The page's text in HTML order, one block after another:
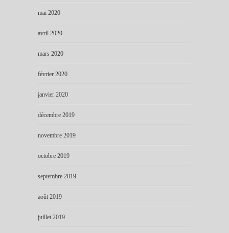
mai 2020
avril 2020
mars 2020
février 2020
janvier 2020
décembre 2019
novembre 2019
octobre 2019
septembre 2019
août 2019
juillet 2019